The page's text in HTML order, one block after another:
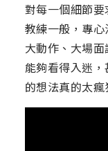
對每一個細節
教練一般，專
大動作、大場
能夠看得入迷
的想法真的太瘋